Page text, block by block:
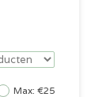
Max: €25